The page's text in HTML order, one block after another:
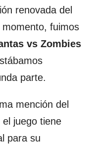
renovada del
fuimos
vs Zombies
parte.
mención del
juego tiene
para su